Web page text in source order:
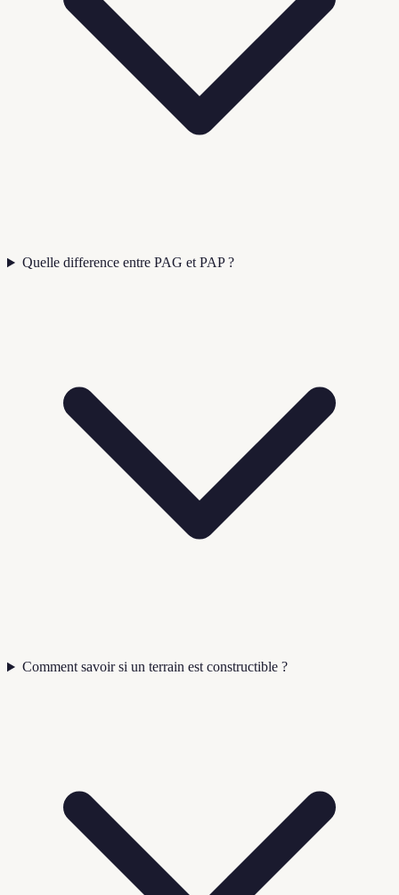
Quelle difference entre PAG et PAP ?
Comment savoir si un terrain est constructible ?